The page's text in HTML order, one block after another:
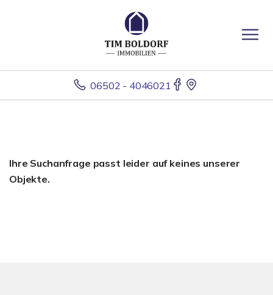
06502 - 4046021
Ihre Suchanfrage passt leider auf keines unserer
Objekte.